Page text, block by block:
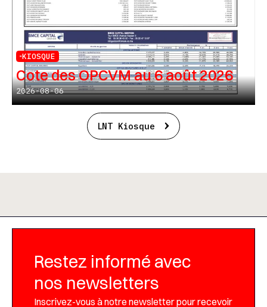
KIOSQUE
Cote des OPCVM au 6 août 2026
2026-08-06
LNT Kiosque
Restez informé avec
nos newsletters
Inscrivez-vous à notre newsletter pour recevoir